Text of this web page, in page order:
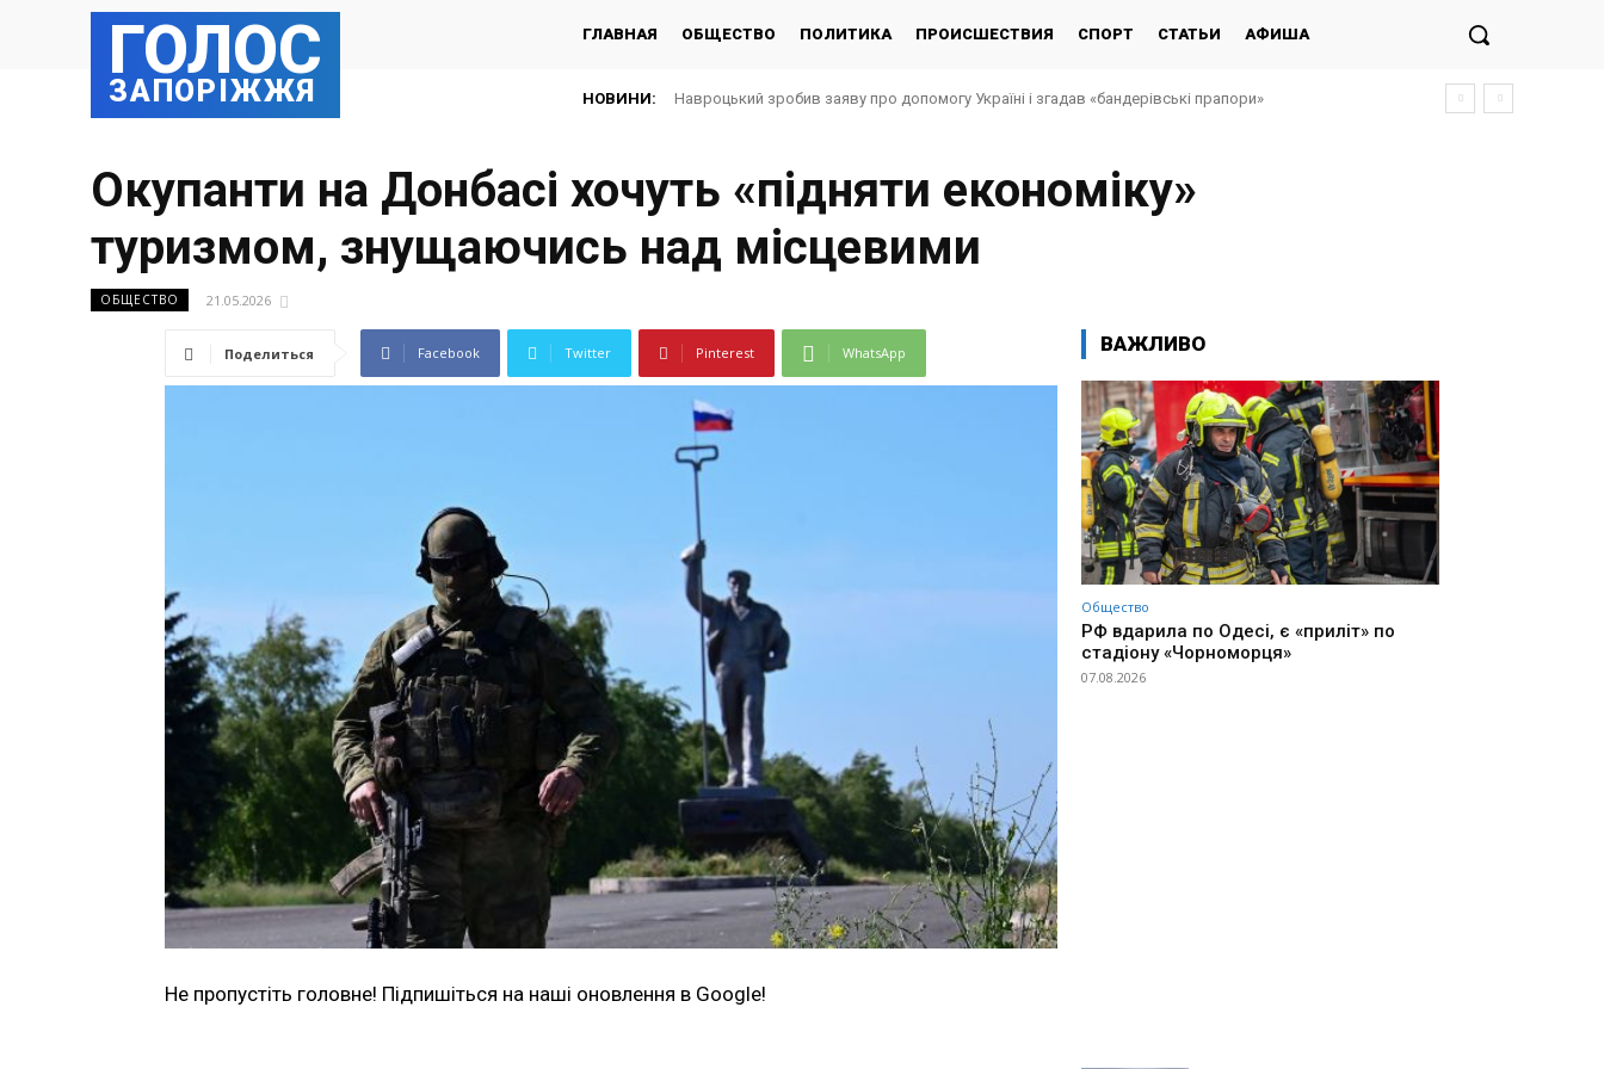
ГОЛОС
ЗАПОРІЖЖЯ
ГЛАВНАЯ ОБЩЕСТВО ПОЛИТИКА ПРОИСШЕСТВИЯ СПОРТ СТАТЬИ АФИША
НОВИНИ: Навроцький зробив заяву про допомогу Україні і згадав «бандерівські прапори»
Окупанти на Донбасі хочуть «підняти економіку»
туризмом, знущаючись над місцевими
ОБЩЕСТВО 21.05.2026
Поделиться Facebook Twitter Pinterest WhatsApp
Не пропустіть головне! Підпишіться на наші оновлення в Google!
ВАЖЛИВО
Общество
РФ вдарила по Одесі, є «приліт» по
стадіону «Чорноморця»
07.08.2026